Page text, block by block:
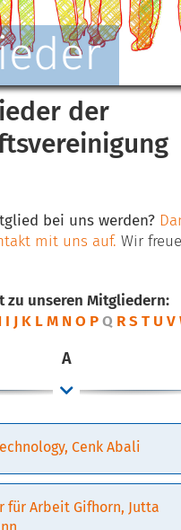
der
bei uns werden?
mit uns auf. Wir
zu unseren Mitgliedern:
I J K L M N O P Q R S T U V
A
Cenk Abali
für Arbeit Gifhorn, Jutta